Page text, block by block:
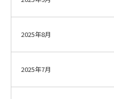
2025年8月
2025年7月